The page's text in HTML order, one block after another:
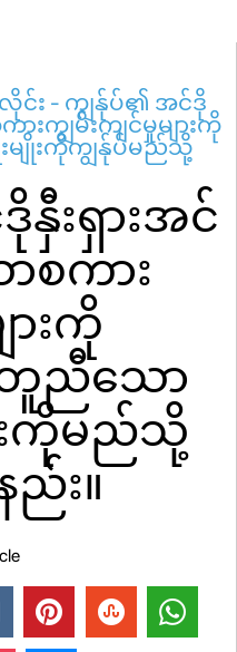
င်း - ကျွန်ုပ်၏ အင်ဒို
ားကျွမ်းကျင်မှုများကို
မျိုးကိုကျွန်ုပ်မည်သို့
းရှားအင်
စကား
ားကို
တူညီသော
းကိုမည်သို့
း။